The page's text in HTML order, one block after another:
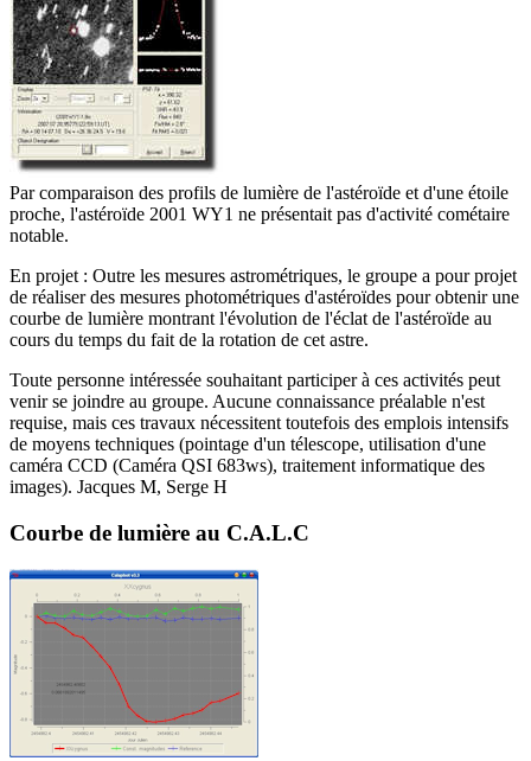
Par comparaison des profils de lumière de l'astéroïde et d'une étoile
proche, l'astéroïde 2001 WY1 ne présentait pas d'activité cométaire
notable.
En projet : Outre les mesures astrométriques, le groupe a pour projet
de réaliser des mesures photométriques d'astéroïdes pour obtenir une
courbe de lumière montrant l'évolution de l'éclat de l'astéroïde au
cours du temps du fait de la rotation de cet astre.
Toute personne intéressée souhaitant participer à ces activités peut
venir se joindre au groupe. Aucune connaissance préalable n'est
requise, mais ces travaux nécessitent toutefois des emplois intensifs
de moyens techniques (pointage d'un télescope, utilisation d'une
caméra CCD (Caméra QSI 683ws), traitement informatique des
images). Jacques M, Serge H
Courbe de lumière au C.A.L.C